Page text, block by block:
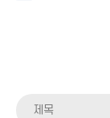
제목